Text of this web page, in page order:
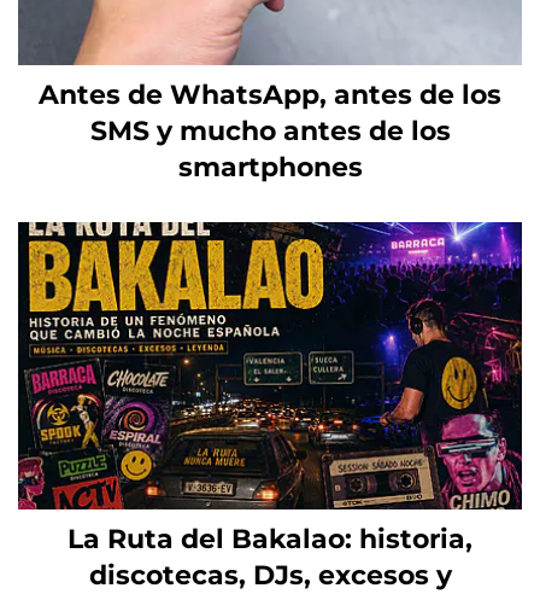
Antes de WhatsApp, antes de los
SMS y mucho antes de los
smartphones
La Ruta del Bakalao: historia,
discotecas, DJs, excesos y